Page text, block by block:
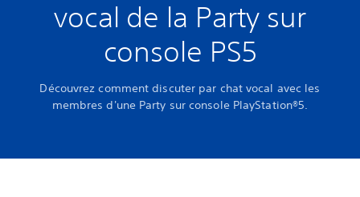
vocal de la Party sur
console PS5
Découvrez comment discuter par chat vocal avec les
membres d'une Party sur console PlayStation®5.